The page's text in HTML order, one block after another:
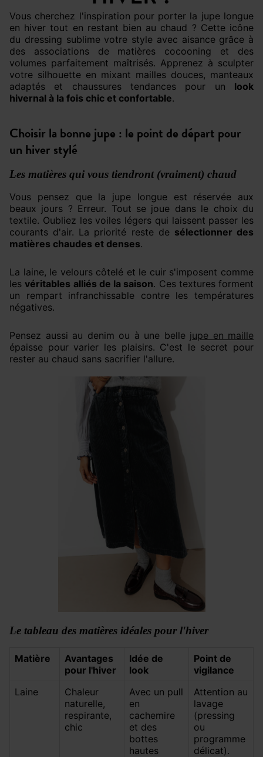
Vous cherchez l'inspiration pour porter la jupe longue
en hiver tout en restant bien au chaud ? Cette icône
du dressing sublime votre style avec aisance grâce à
des associations de matières cocooning et des
volumes parfaitement maîtrisés. Apprenez à sculpter
votre silhouette en mixant mailles douces, manteaux
adaptés et chaussures tendances pour un look
hivernal à la fois chic et confortable.
Choisir la bonne jupe : le point de départ pour
un hiver stylé
Les matières qui vous tiendront (vraiment) chaud
Vous pensez que la jupe longue est réservée aux
beaux jours ? Erreur. Tout se joue dans le choix du
textile. Oubliez les voiles légers qui laissent passer les
courants d'air. La priorité reste de sélectionner des
matières chaudes et denses.
La laine, le velours côtelé et le cuir s'imposent comme
lesvéritables alliés de la saison. Ces textures forment
un rempart infranchissable contre les températures
négatives.
Pensez aussi au denim ou à une belle jupe en maille
épaisse pour varier les plaisirs. C'est le secret pour
rester au chaud sans sacrifier l'allure.
Le tableau des matières idéales pour l'hiver
Matière
Avantages
pour l'hiver
Idée de
look
Point de
vigilance
Laine
Chaleur
naturelle,
respirante,
chic
Avec un pull
en
cachemire
et des
bottes
hautes
Attention au
lavage
(pressing
ou
programme
délicat).